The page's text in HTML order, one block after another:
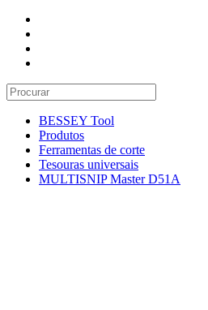
BESSEY Tool
Produtos
Ferramentas de corte
Tesouras universais
MULTISNIP Master D51A